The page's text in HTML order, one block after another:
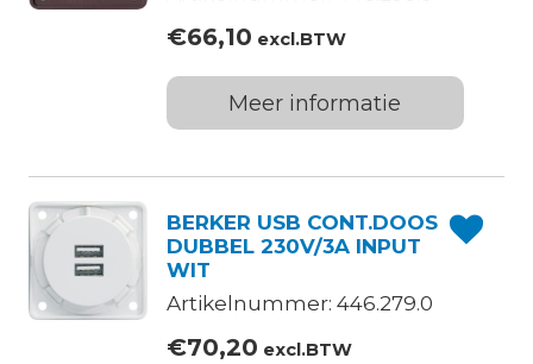
€66,10 excl.BTW
Meer informatie
BERKER USB CONT.DOOS
DUBBEL 230V/3A INPUT
WIT
Artikelnummer: 446.279.0
€70,20 excl.BTW